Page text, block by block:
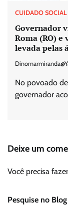
CUIDADO SOCIAL
Governador
Roma (RO) e
levada pelas
No povoado
governador
Deixe um
Você precisa
Pesquise no Blog